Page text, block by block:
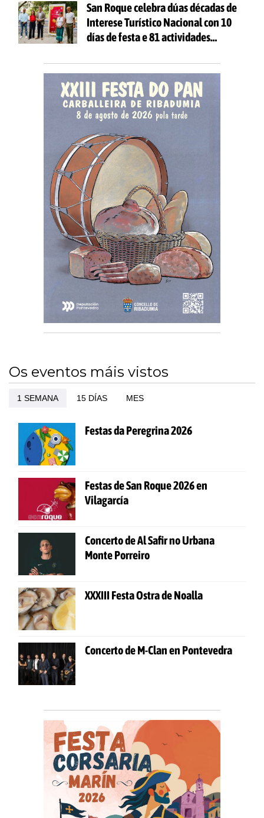
San Roque celebra dúas décadas de
Interese Turístico Nacional con 10
días de festa e 81 actividades
Os eventos máis vistos
1 SEMANA 15 DÍAS MES
Festas da Peregrina 2026
Festas de San Roque 2026 en
Vilagarcía
Concerto de Al Safir no Urbana
Monte Porreiro
XXXIII Festa Ostra de Noalla
Concerto de M-Clan en Pontevedra